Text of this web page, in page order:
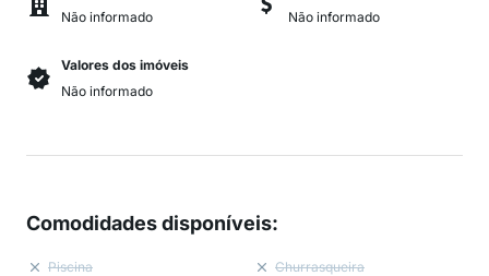
Não informado
Não informado
Valores dos imóveis
Não informado
Comodidades disponíveis:
Piscina Churrasqueira